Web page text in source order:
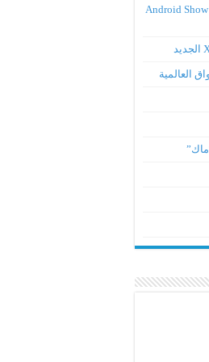
ملخص كل ما أعلنته “جوجل” في مؤتمر Android Show